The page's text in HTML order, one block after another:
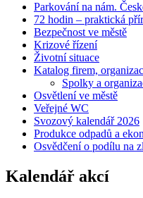
Parkování na nám.
72 hodin – praktická
Bezpečnost ve městě
Krizové řízení
Životní situace
Katalog firem,
Spolky a
Osvětlení ve městě
Veřejné WC
Svozový kalendář 2026
Produkce odpadů a
Osvědčení o podílu na
Kalendář akcí